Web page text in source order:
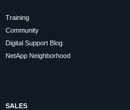
Training
Community
Digital Support Blog
NetApp Neighborhood
SALES